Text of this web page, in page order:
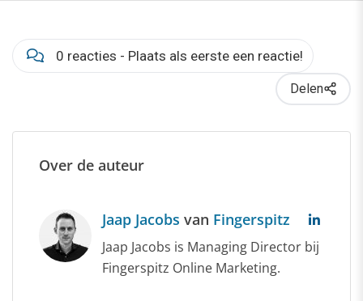
0 reacties - Plaats als eerste een reactie!
Delen
Over de auteur
Jaap Jacobs van Fingerspitz
Jaap Jacobs is Managing Director bij
Fingerspitz Online Marketing.